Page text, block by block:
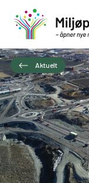
Aktuelt